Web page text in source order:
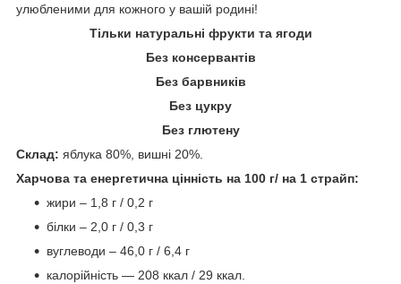
улюбленими для кожного у вашій родині!
Тільки натуральні фрукти та ягоди
Без консервантів
Без барвників
Без цукру
Без глютену
Склад: яблука 80%, вишні 20%.
Харчова та енергетична цінність на 100 г/ на 1 страйп:
жири – 1,8 г / 0,2 г
білки – 2,0 г / 0,3 г
вуглеводи – 46,0 г / 6,4 г
калорійність — 208 ккал / 29 ккал.